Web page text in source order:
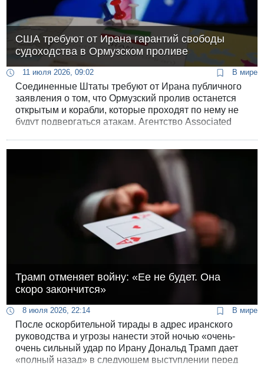
США требуют от Ирана гарантий свободы
судоходства в Ормузском проливе
11 июля 2026, 09:02 В мире
Соединенные Штаты требуют от Ирана публичного
заявления о том, что Ормузский пролив останется
открытым и корабли, которые проходят по нему не
будут подвергаться атакам. Агентство Associated
Трамп отменяет войну: «Ее не будет. Она
скоро закончится»
8 июля 2026, 22:14 В мире
После оскорбительной тирады в адрес иранского
руководства и угрозы нанести этой ночью «очень-
очень сильный удар по Ирану Дональд Трамп дает
«полный назад» в следующем выступлении перед